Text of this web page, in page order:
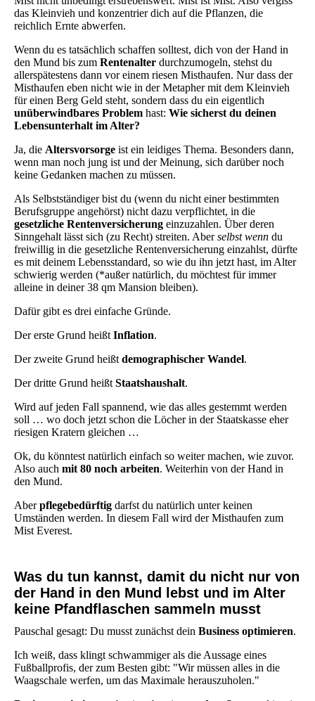
das Kleinvieh und konzentrier dich auf die Pflanzen, die
reichlich Ernte abwerfen.
Wenn du es tatsächlich schaffen solltest, dich von der Hand in
den Mund bis zum Rentenalter durchzumogeln, stehst du
allerspätestens dann vor einem riesen Misthaufen. Nur dass der
Misthaufen eben nicht wie in der Metapher mit dem Kleinvieh
für einen Berg Geld steht, sondern dass du ein eigentlich
unüberwindbares Problem hast: Wie sicherst du deinen
Lebensunterhalt im Alter?
Ja, die Altersvorsorge ist ein leidiges Thema. Besonders dann,
wenn man noch jung ist und der Meinung, sich darüber noch
keine Gedanken machen zu müssen.
Als Selbstständiger bist du (wenn du nicht einer bestimmten
Berufsgruppe angehörst) nicht dazu verpflichtet, in die
gesetzliche Rentenversicherung einzuzahlen. Über deren
Sinngehalt lässt sich (zu Recht) streiten. Aberselbst wenn du
freiwillig in die gesetzliche Rentenversicherung einzahlst, dürfte
es mit deinem Lebensstandard, so wie du ihn jetzt hast, im Alter
schwierig werden (*außer natürlich, du möchtest für immer
alleine in deiner 38 qm Mansion bleiben).
Dafür gibt es drei einfache Gründe.
Der erste Grund heißt Inflation.
Der zweite Grund heißt demographischer Wandel.
Der dritte Grund heißt Staatshaushalt.
Wird auf jeden Fall spannend, wie das alles gestemmt werden
soll … wo doch jetzt schon die Löcher in der Staatskasse eher
riesigen Kratern gleichen …
Ok, du könntest natürlich einfach so weiter machen, wie zuvor.
Also auch mit 80 noch arbeiten. Weiterhin von der Hand in
den Mund.
Aberpflegebedürftig darfst du natürlich unter keinen
Umständen werden. In diesem Fall wird der Misthaufen zum
Mist Everest.
Was du tun kannst, damit du nicht nur von
der Hand in den Mund lebst und im Alter
keine Pfandflaschen sammeln musst
Pauschal gesagt: Du musst zunächst dein Business optimieren.
Ich weiß, dass klingt schwammiger als die Aussage eines
Fußballprofis, der zum Besten gibt: "Wir müssen alles in die
Waagschale werfen, um das Maximale herauszuholen."